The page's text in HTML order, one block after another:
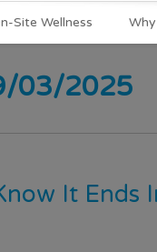
Site Wellness
03/2025
It Ends